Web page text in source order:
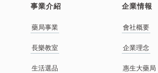
事業介紹
藥局事業
長樂教室
生活選品
企業情報
會社概要
企業理念
惠生大藥局